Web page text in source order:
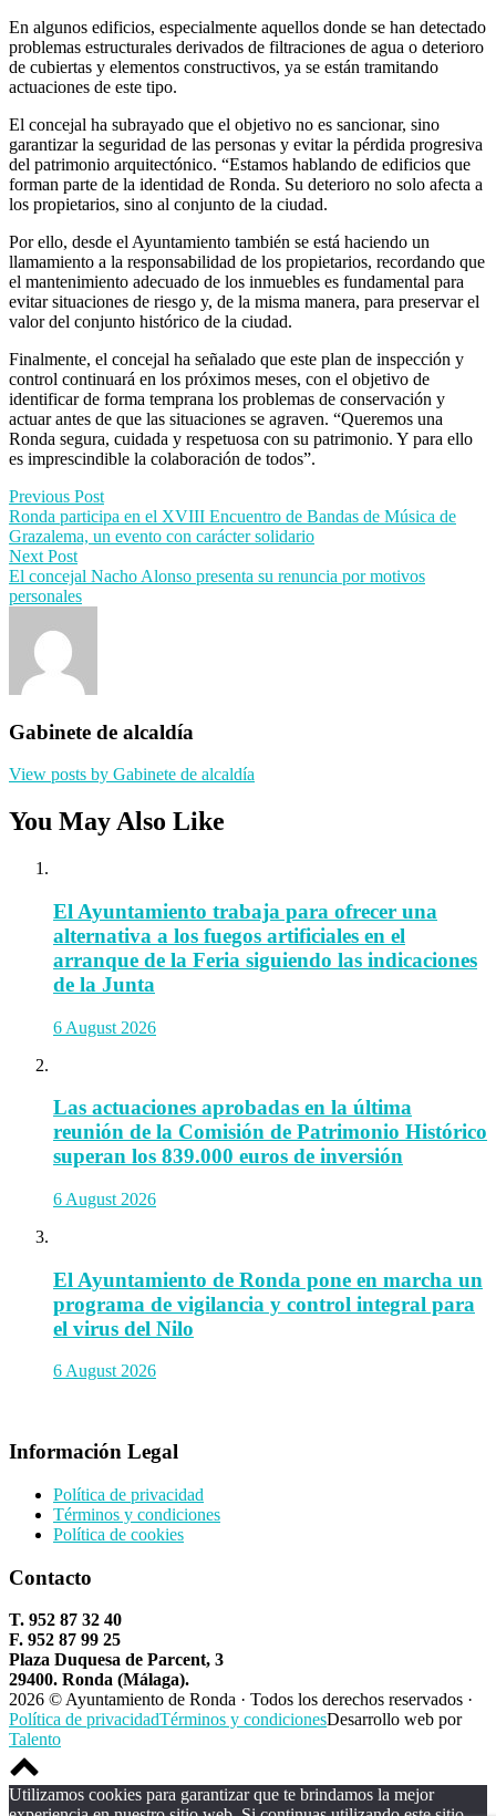
En algunos edificios, especialmente aquellos donde se han detectado
problemas estructurales derivados de filtraciones de agua o deterioro
de cubiertas y elementos constructivos, ya se están tramitando
actuaciones de este tipo.
El concejal ha subrayado que el objetivo no es sancionar, sino
garantizar la seguridad de las personas y evitar la pérdida progresiva
del patrimonio arquitectónico. “Estamos hablando de edificios que
forman parte de la identidad de Ronda. Su deterioro no solo afecta a
los propietarios, sino al conjunto de la ciudad.
Por ello, desde el Ayuntamiento también se está haciendo un
llamamiento a la responsabilidad de los propietarios, recordando que
el mantenimiento adecuado de los inmuebles es fundamental para
evitar situaciones de riesgo y, de la misma manera, para preservar el
valor del conjunto histórico de la ciudad.
Finalmente, el concejal ha señalado que este plan de inspección y
control continuará en los próximos meses, con el objetivo de
identificar de forma temprana los problemas de conservación y
actuar antes de que las situaciones se agraven. “Queremos una
Ronda segura, cuidada y respetuosa con su patrimonio. Y para ello
es imprescindible la colaboración de todos”.
Post
navigation
Previous Post
Ronda participa en el XVIII Encuentro de Bandas de Música de
Grazalema, un evento con carácter solidario
Next Post
El concejal Nacho Alonso presenta su renuncia por motivos
personales
Gabinete de alcaldía
View posts by Gabinete de alcaldía
You May Also Like
El Ayuntamiento trabaja para ofrecer una
alternativa a los fuegos artificiales en el
arranque de la Feria siguiendo las indicaciones
de la Junta
6 August 2026
Las actuaciones aprobadas en la última
reunión de la Comisión de Patrimonio Histórico
superan los 839.000 euros de inversión
6 August 2026
El Ayuntamiento de Ronda pone en marcha un
programa de vigilancia y control integral para
el virus del Nilo
6 August 2026
Información Legal
Política de privacidad
Términos y condiciones
Política de cookies
Contacto
T. 952 87 32 40
F. 952 87 99 25
Plaza Duquesa de Parcent, 3
29400. Ronda (Málaga).
2026 © Ayuntamiento de Ronda · Todos los derechos reservados ·
Política de privacidadTérminos y condicionesDesarrollo web por
Talento
Scroll
to
top
Utilizamos cookies para garantizar que te brindamos la mejor